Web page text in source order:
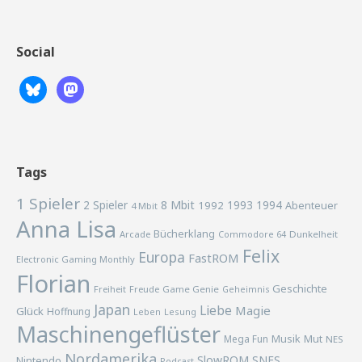
Social
Tags
1 Spieler 2 Spieler 4 Mbit 8 Mbit 1992 1993 1994 Abenteuer
Anna Lisa Arcade Bücherklang Commodore 64 Dunkelheit
Electronic Gaming Monthly Europa FastROM Felix
Florian Freiheit Freude Game Genie Geheimnis Geschichte
Glück Hoffnung Japan Leben Lesung Liebe Magie
Maschinengeflüster Mega Fun Musik Mut NES